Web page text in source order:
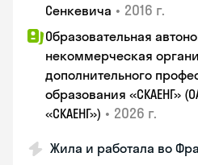
Сенкевича • 2016 г.
Образовательная
некоммерческая
дополнительного
образования «СКАЕНГ»
«СКАЕНГ») • 2026 г.
Жила и работала во